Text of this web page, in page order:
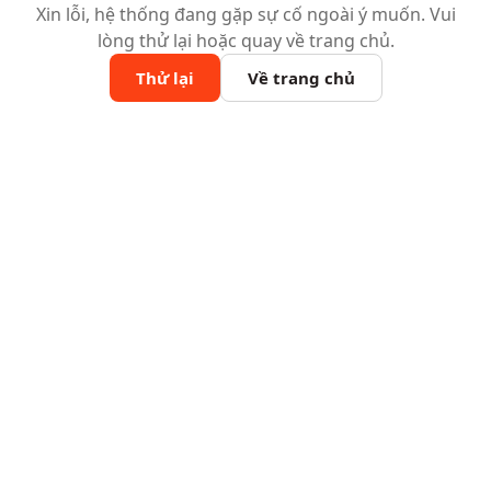
Xin lỗi, hệ thống đang gặp sự cố ngoài ý muốn. Vui
lòng thử lại hoặc quay về trang chủ.
Thử lại Về trang chủ